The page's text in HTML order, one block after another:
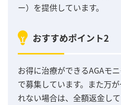
ー）を提供しています。
おすすめポイント2
お得に治療ができるAGAモ
で募集しています。また万
れない場合は、全額返金し